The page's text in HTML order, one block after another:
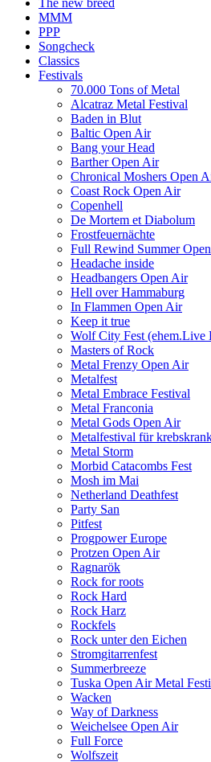
The new breed
MMM
PPP
Songcheck
Classics
Festivals
70.000 Tons of Metal
Alcatraz Metal Festival
Baden in Blut
Baltic Open Air
Bang your Head
Barther Open Air
Chronical Moshers Open
Coast Rock Open Air
Copenhell
De Mortem et Diabolum
Frostfeuernächte
Full Rewind Summer
Headache inside
Headbangers Open Air
Hell over Hammaburg
In Flammen Open Air
Keep it true
Wolf City Fest (ehem.Live
Masters of Rock
Metal Frenzy Open Air
Metalfest
Metal Embrace Festival
Metal Franconia
Metal Gods Open Air
Metalfestival für
Metal Storm
Morbid Catacombs Fest
Mosh im Mai
Netherland Deathfest
Party San
Pitfest
Progpower Europe
Protzen Open Air
Ragnarök
Rock for roots
Rock Hard
Rock Harz
Rockfels
Rock unter den Eichen
Stromgitarrenfest
Summerbreeze
Tuska Open Air Metal
Wacken
Way of Darkness
Weichelsee Open Air
Full Force
Wolfszeit